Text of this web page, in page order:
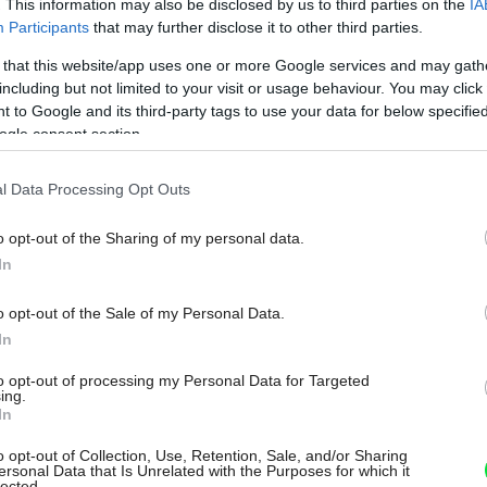
This information may also be disclosed by us to third parties on the
Participants that may further disclose it to other third parties.
that this website/app uses one or more Google services and may
but not limited to your visit or usage behaviour. You may
to Google and its third-party tags to use your data for below
consent section.
Data Processing Opt Outs
opt-out of the Sharing of my personal data.
opt-out of the Sale of my Personal Data.
opt-out of processing my Personal Data for Targeted
opt-out of Collection, Use, Retention, Sale, and/or Sharing
Data that Is Unrelated with the Purposes for which it
časopisov, ktoré nemáte kam odložiť pre nedostatok
miesta? Máme pre vás riešenie! Inšpirujte sa naším
postupom.
Výborné riešenie pre
malé byty! Takto